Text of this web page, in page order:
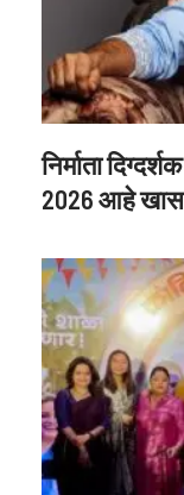
निर्माता
2026 आहे